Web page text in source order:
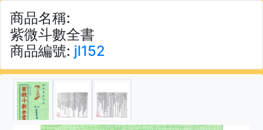
商品名稱:
紫微斗數全書
商品編號: jl152